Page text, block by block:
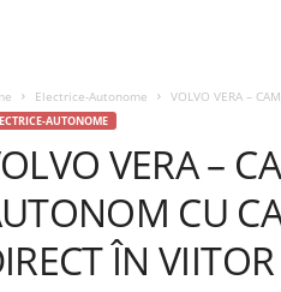
Electrice-Autonome VOLVO VERA –
AUTONOME
VERA –
CU
ÎN VIITOR